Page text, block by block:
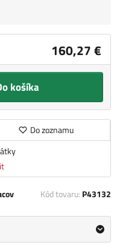
160,27 €
košíka
Do zoznamu
Kód tovaru: P43132